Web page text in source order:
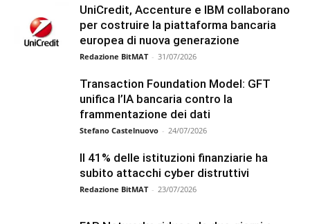
UniCredit, Accenture e IBM collaborano
per costruire la piattaforma bancaria
europea di nuova generazione
Redazione BitMAT - 31/07/2026
Transaction Foundation Model: GFT
unifica l’IA bancaria contro la
frammentazione dei dati
Stefano Castelnuovo - 24/07/2026
Il 41% delle istituzioni finanziarie ha
subito attacchi cyber distruttivi
Redazione BitMAT - 23/07/2026